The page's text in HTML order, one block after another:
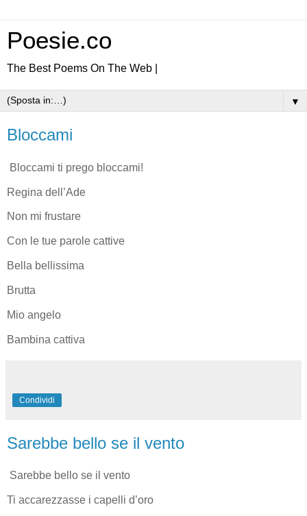
Poesie.co
The Best Poems On The Web |
▼
Bloccami
Bloccami ti prego bloccami!
Regina dell’Ade
Non mi frustare
Con le tue parole cattive
Bella bellissima
Brutta
Mio angelo
Bambina cattiva
Condividi
Sarebbe bello se il vento
Sarebbe bello se il vento
Ti accarezzasse i capelli d’oro